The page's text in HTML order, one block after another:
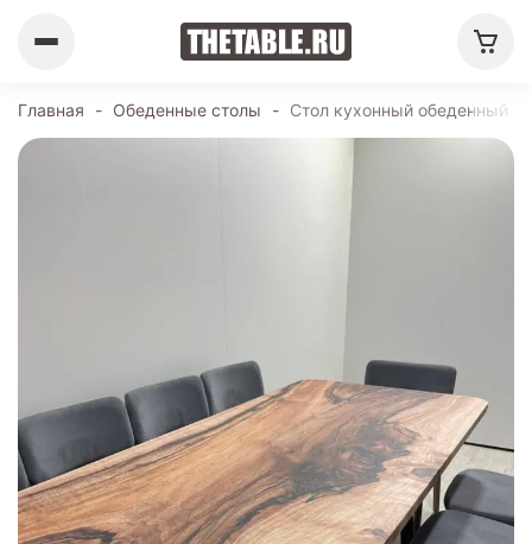
Главная - Обеденные столы - Стол кухонный обеденный